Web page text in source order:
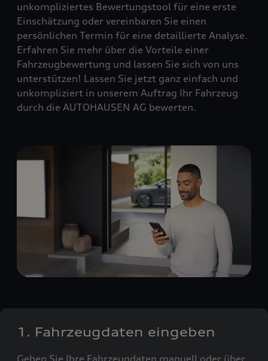
unkompliziertes Bewertungstool für eine erste
Einschätzung oder vereinbaren Sie einen
persönlichen Termin für eine detaillierte Analyse.
Erfahren Sie mehr über die Vorteile einer
Fahrzeugbewertung und lassen Sie sich von uns
unterstützen! Lassen Sie jetzt ganz einfach und
unkompliziert in unserem Auftrag Ihr Fahrzeug
durch die AUTOHAUSEN AG bewerten.
1. Fahrzeugdaten eingeben
Geben Sie Ihre Fahrzeugdaten manuell oder über